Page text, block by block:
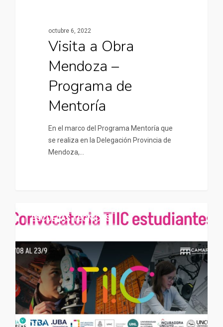
octubre 6, 2022
Visita a Obra
Mendoza –
Programa de
Mentoría
En el marco del Programa Mentoría que
se realiza en la Delegación Provincia de
Mendoza,…
ESCUELAS TÉCNICAS